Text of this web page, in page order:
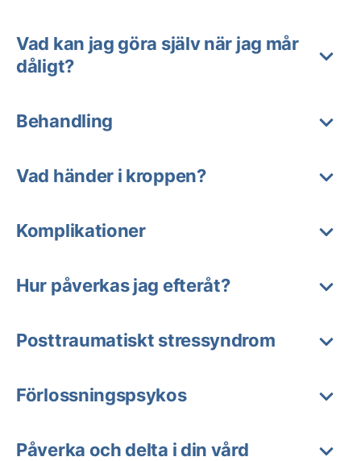
Vad kan jag göra själv när jag mår
dåligt?
Behandling
Vad händer i kroppen?
Komplikationer
Hur påverkas jag efteråt?
Posttraumatiskt stressyndrom
Förlossningspsykos
Påverka och delta i din vård